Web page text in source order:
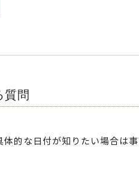
質問
的な日付が知りたい場合は